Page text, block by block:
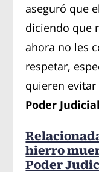
aseguró que
diciendo que
ahora no les
respetar,
quieren
Poder
hierro
Poder